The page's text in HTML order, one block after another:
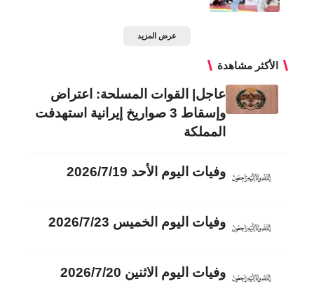
عرض المزيد
الأكثر مشاهدة
عاجل| القوات المسلحة: اعتراض
وإسقاط 3 صواريخ إيرانية استهدفت
المملكة
وفيات اليوم الأحد 2026/7/19
وفيات اليوم الخميس 2026/7/23
وفيات اليوم الاثنين 2026/7/20